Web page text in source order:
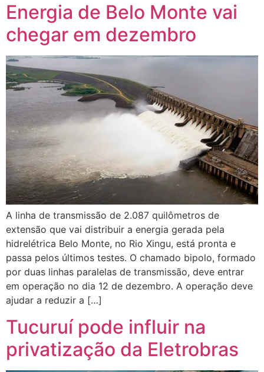
Energia de Belo Monte vai
chegar em dezembro
A linha de transmissão de 2.087 quilômetros de
extensão que vai distribuir a energia gerada pela
hidrelétrica Belo Monte, no Rio Xingu, está pronta e
passa pelos últimos testes. O chamado bipolo, formado
por duas linhas paralelas de transmissão, deve entrar
em operação no dia 12 de dezembro. A operação deve
ajudar a reduzir a […]
Tucuruí pode influir na
privatização da Eletrobras